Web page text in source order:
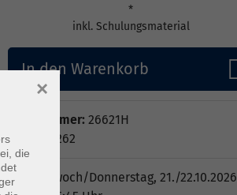
*
inkl. Schulungsmaterial
In den Warenkorb
Kursnummer: 26621H
Periode 262
2x • Mittwoch/Donnerstag, 21./22.10.2026
die
×